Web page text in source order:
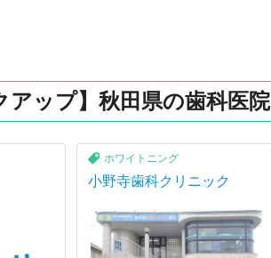
アップ】秋田県の歯科医院
ホワイトニング
小野寺歯科クリニック